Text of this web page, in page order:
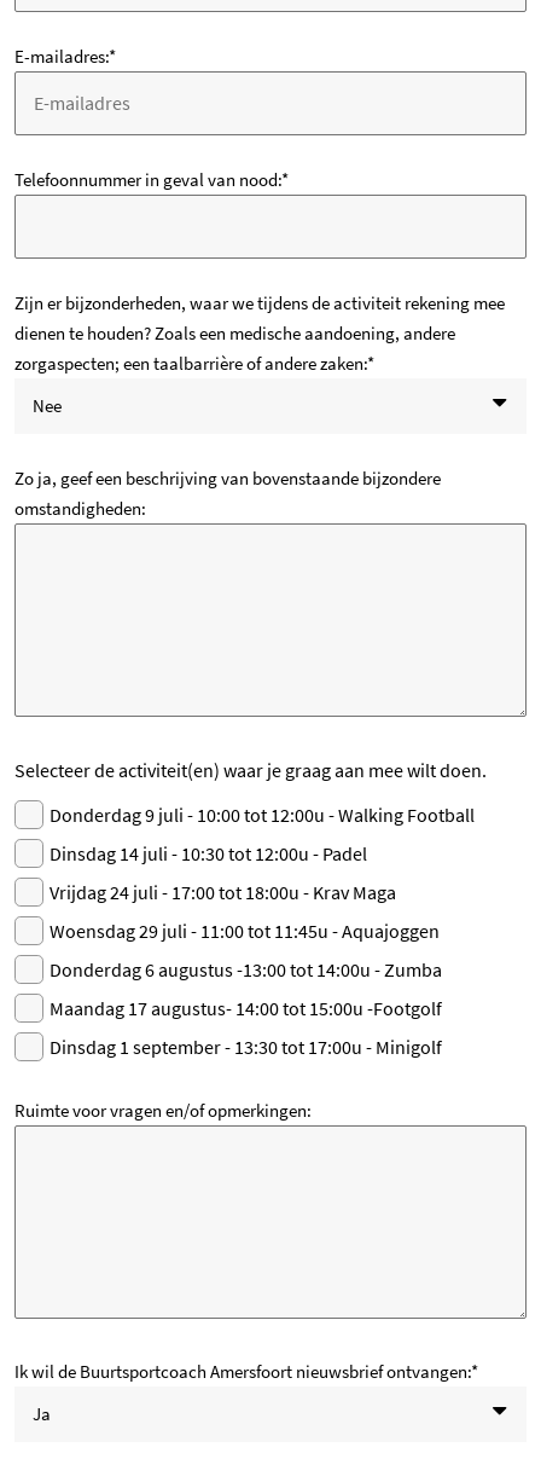
E-mailadres:*
Telefoonnummer in geval van nood:*
Zijn er bijzonderheden, waar we tijdens de activiteit rekening mee
dienen te houden? Zoals een medische aandoening, andere
zorgaspecten; een taalbarrière of andere zaken:*
Nee
Zo ja, geef een beschrijving van bovenstaande bijzondere
omstandigheden:
Selecteer de activiteit(en) waar je graag aan mee wilt doen.
Donderdag 9 juli - 10:00 tot 12:00u - Walking Football
Dinsdag 14 juli - 10:30 tot 12:00u - Padel
Vrijdag 24 juli - 17:00 tot 18:00u - Krav Maga
Woensdag 29 juli - 11:00 tot 11:45u - Aquajoggen
Donderdag 6 augustus -13:00 tot 14:00u - Zumba
Maandag 17 augustus- 14:00 tot 15:00u -Footgolf
Dinsdag 1 september - 13:30 tot 17:00u - Minigolf
Ruimte voor vragen en/of opmerkingen:
Ik wil de Buurtsportcoach Amersfoort nieuwsbrief ontvangen:*
Ja